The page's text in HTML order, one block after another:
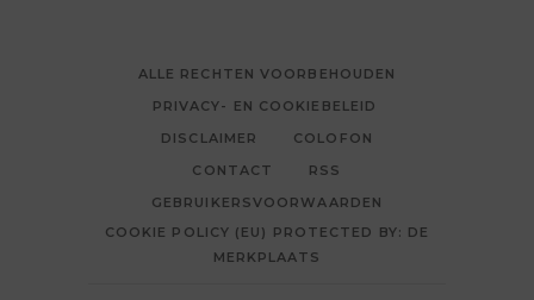
ALLE RECHTEN VOORBEHOUDEN
PRIVACY- EN COOKIEBELEID
DISCLAIMER
COLOFON
CONTACT
RSS
GEBRUIKERSVOORWAARDEN
COOKIE POLICY (EU) PROTECTED BY: DE
MERKPLAATS